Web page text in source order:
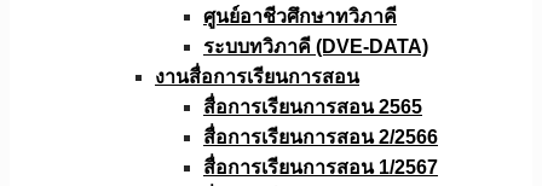
ศูนย์อาชีวศึกษาทวิภาคี
ระบบทวิภาคี (DVE-DATA)
งานสื่อการเรียนการสอน
สื่อการเรียนการสอน 2565
สื่อการเรียนการสอน 2/2566
สื่อการเรียนการสอน 1/2567